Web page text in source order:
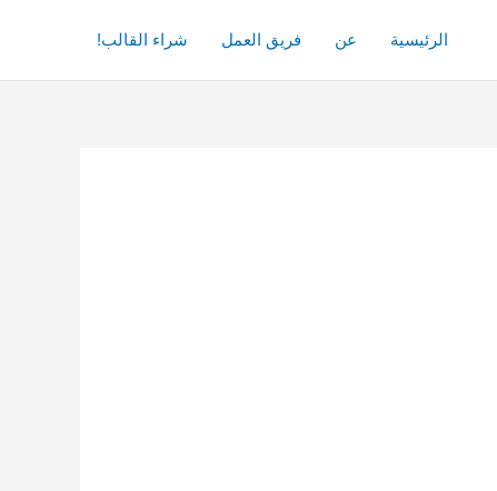
الرئيسية عن فريق العمل شراء القالب!